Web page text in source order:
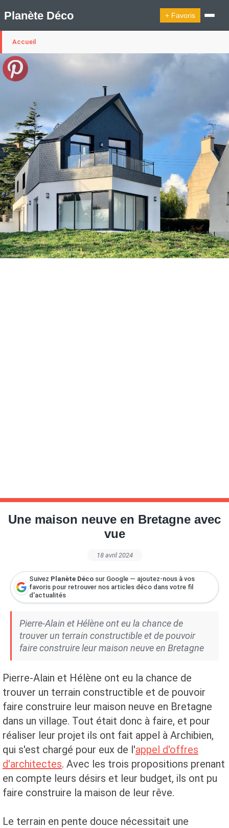
Planète Déco + Favoris
🛍︎ Shop Planète Déco
Appartement Design Cabanes
Design Suédois En Quelques Photos
Idées Déco En 10 Photos
La Semaine Décoration Et Design
Maison En Ville
Méli-Mélo Suédois
Publi Reportage
Tendance
Interieurs Scandinaves
La Décoration Selon Votre Signe Astrologique
Les Trouvailles Déco Du Jour
Maison Appartement Écologique
Maison Container/container House
Maison D'hôtes
Maison Et Appartement Vintage
On Décode La Déco
Petite Surface
Piscine Question De Style
Renovation
Revue De Week End
Tiny House
Accueil
Une maison neuve en Bretagne avec
vue
18 avril 2024
Suivez Planète Déco sur Google — ajoutez-nous à vos
favoris pour retrouver nos articles déco dans votre fil
d'actualités
Pierre-Alain et Hélène ont eu la chance de
trouver un terrain constructible et de pouvoir
faire construire leur maison neuve en Bretagne
Pierre-Alain et Hélène ont eu la chance de
trouver un terrain constructible et de pouvoir
faire construire leur maison neuve en Bretagne
dans un village. Tout était donc à faire, et pour
réaliser leur projet ils ont fait appel à Archibien,
qui s'est chargé pour eux de l'appel d'offres
d'architectes. Avec les trois propositions prenant
en compte leurs désirs et leur budget, ils ont pu
faire construire la maison de leur rêve.
Le terrain en pente douce nécessitait une